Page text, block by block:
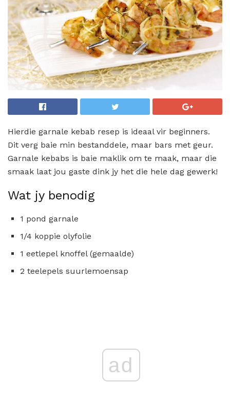
Hierdie garnale kebab resep is ideaal vir beginners.
Dit verg baie min bestanddele, maar bars met geur.
Garnale kebabs is baie maklik om te maak, maar die
smaak laat jou gaste dink jy het die hele dag gewerk!
Wat jy benodig
1 pond garnale
1/4 koppie olyfolie
1 eetlepel knoffel (gemaalde)
2 teelepels suurlemoensap
ad